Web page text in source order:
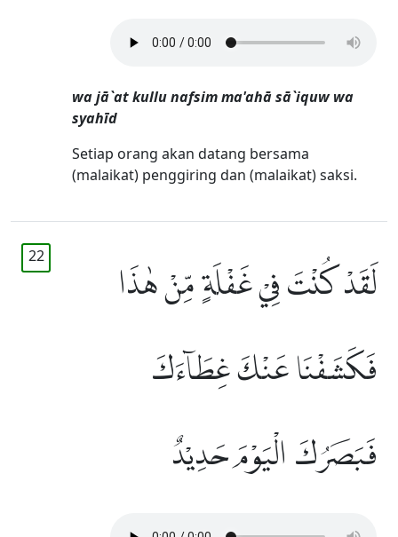
wa jā`at kullu nafsim ma'ahā sā`iquw wa
syahīd
Setiap orang akan datang bersama
(malaikat) penggiring dan (malaikat) saksi.
22
لَقَدْ كُنْتَ فِيْ غَفْلَةٍ مِّنْ هٰذَا
فَكَشَفْنَا عَنْكَ غِطَاۤءَكَ
فَبَصَرُكَ الْيَوْمَ حَدِيْدٌ